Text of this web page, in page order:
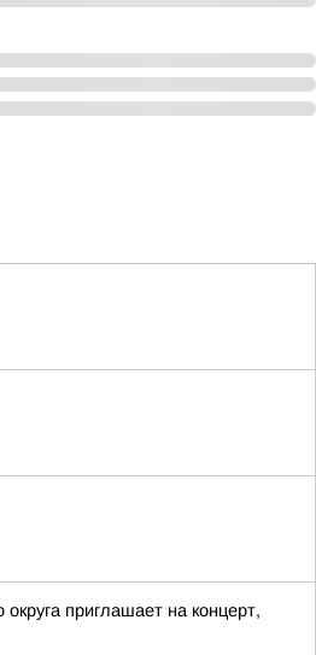
приглашает на концерт,